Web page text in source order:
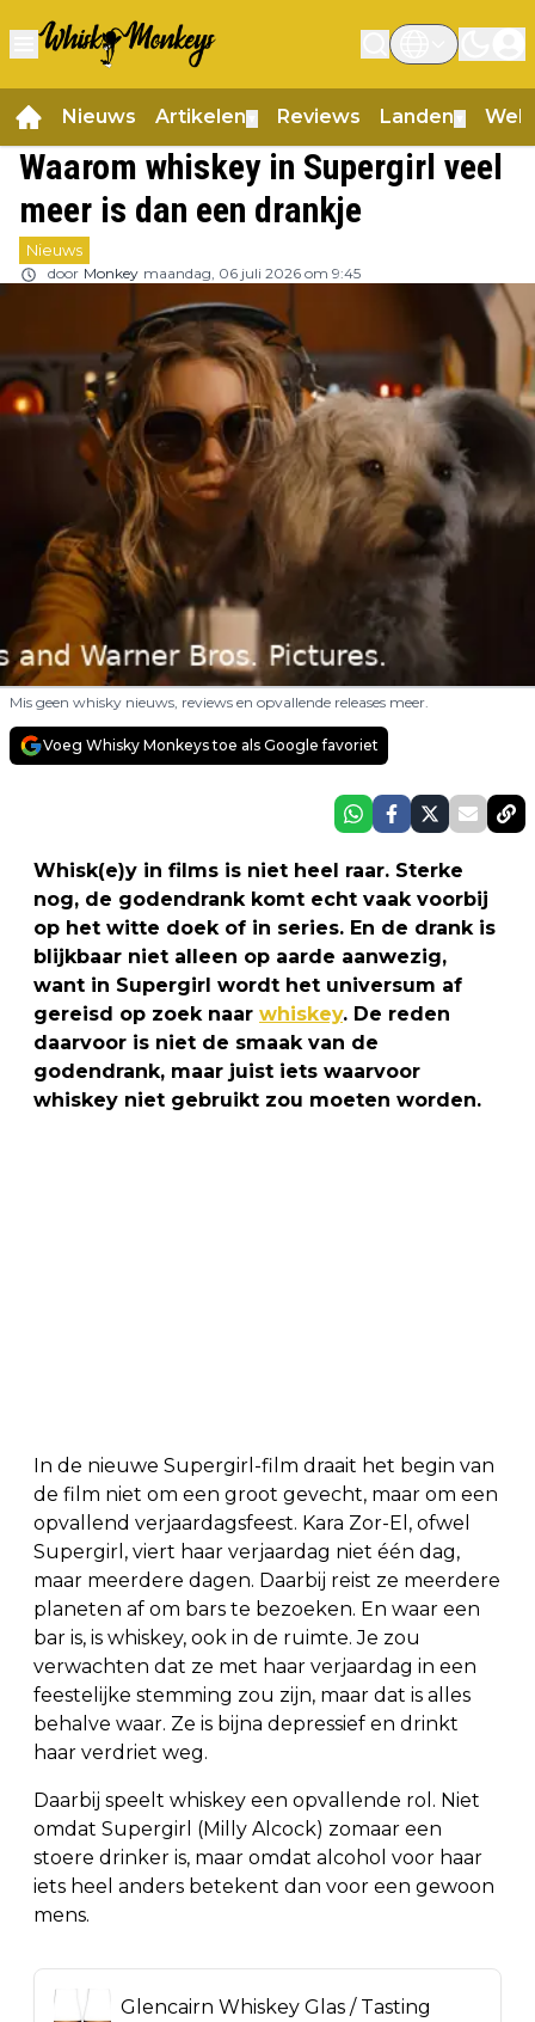
Nieuws Artikelen Reviews Landen
Waarom whiskey in Supergirl veel
meer is dan een drankje
Nieuws
door Monkey maandag, 06 juli 2026 om 9:45
Mis geen whisky nieuws, reviews en opvallende releases meer.
Voeg Whisky Monkeys toe als Google favoriet
Whisk(e)y in films is niet heel raar. Sterke
nog, de godendrank komt echt vaak voorbij
op het witte doek of in series. En de drank is
blijkbaar niet alleen op aarde aanwezig,
want in Supergirl wordt het universum af
gereisd op zoek naar whiskey. De reden
daarvoor is niet de smaak van de
godendrank, maar juist iets waarvoor
whiskey niet gebruikt zou moeten worden.
In de nieuwe Supergirl-film draait het begin van
de film niet om een groot gevecht, maar om een
opvallend verjaardagsfeest. Kara Zor-El, ofwel
Supergirl, viert haar verjaardag niet één dag,
maar meerdere dagen. Daarbij reist ze meerdere
planeten af om bars te bezoeken. En waar een
bar is, is whiskey, ook in de ruimte. Je zou
verwachten dat ze met haar verjaardag in een
feestelijke stemming zou zijn, maar dat is alles
behalve waar. Ze is bijna depressief en drinkt
haar verdriet weg.
Daarbij speelt whiskey een opvallende rol. Niet
omdat Supergirl (Milly Alcock) zomaar een
stoere drinker is, maar omdat alcohol voor haar
iets heel anders betekent dan voor een gewoon
mens.
Glencairn Whiskey Glas / Tasting